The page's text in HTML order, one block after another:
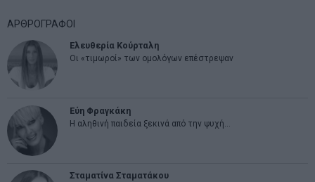
ΑΡΘΡΟΓΡΑΦΟΙ
Ελευθερία Κούρταλη
Οι «τιμωροί» των ομολόγων επέστρεψαν
Εύη Φραγκάκη
Η αληθινή παιδεία ξεκινά από την ψυχή…
Σταματίνα Σταματάκου